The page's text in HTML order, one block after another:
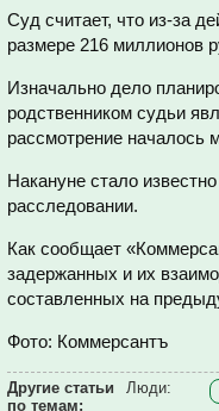
Суд считает, что из-за
размере 216 миллионов
Изначально дело
родственником судьи
рассмотрение началось
Накануне стало
расследовании.
Как сообщает
задержанных и их
составленных на
Фото: Коммерсантъ
Другие статьи
по темам:
Люди: